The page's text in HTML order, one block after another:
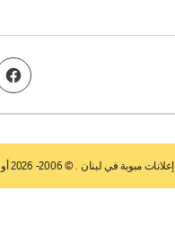
إعلانات مبوبة في لبنان . © 2006- 2026 أوليكس